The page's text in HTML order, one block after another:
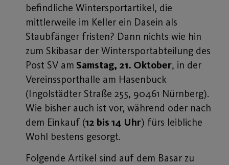
befindliche Wintersportartikel, die
mittlerweile im Keller ein Dasein als
Staubfänger fristen? Dann nichts wie hin
zum Skibasar der Wintersportabteilung des
Post SV am Samstag, 21. Oktober, in der
Vereinssporthalle am Hasenbuck
(Ingolstädter Straße 255, 90461 Nürnberg).
Wie bisher auch ist vor, während oder nach
dem Einkauf (12 bis 14 Uhr) fürs leibliche
Wohl bestens gesorgt.
Folgende Artikel sind auf dem Basar zu